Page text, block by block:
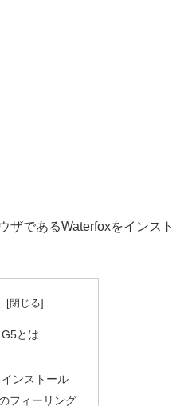
ザであるWaterfoxをインスト
とは
ンストール
フィーリング